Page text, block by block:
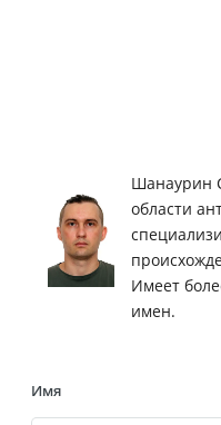
Шанаурин
области
Имеет
имен.
Имя